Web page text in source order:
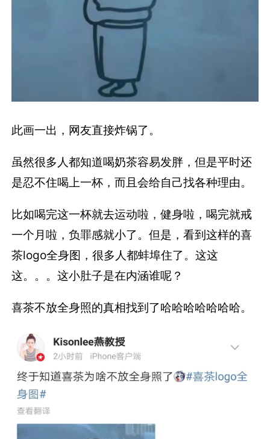
此画一出，网友直接炸锅了。
虽然很多人都知道喝奶茶容易发胖，但是平时还
是忍不住喝上一杯，而且会给自己找各种理由。
比如喝完这一杯就去运动啦，健身啦，喝完就戒
一个月啦，负罪感就小了。但是，看到这样的喜
茶logo全身图，很多人都蚌埠住了。这这
这。。。这小肚子是在内涵谁呢？
喜茶不放全身照的真相找到了哈哈哈哈哈哈哈。